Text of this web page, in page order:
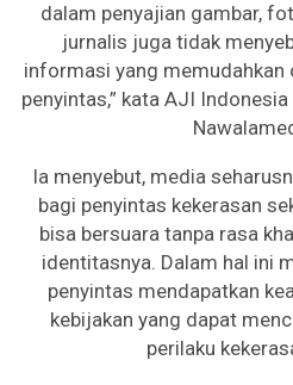
dalam penyajian gambar,
jurnalis juga tidak
informasi yang memudahkan
penyintas,” kata AJI
Ia menyebut, media
bagi penyintas kekerasan
bisa bersuara tanpa rasa
identitasnya. Dalam hal ini
penyintas mendapatkan
kebijakan yang dapat
perilaku